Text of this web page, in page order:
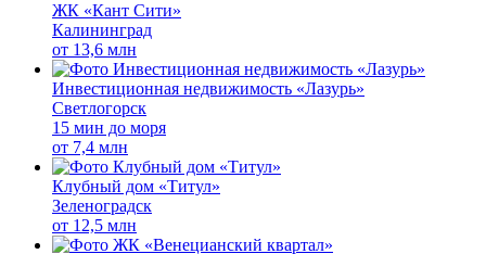
ЖК «Кант Сити»
Калининград
от 13,6 млн
Инвестиционная недвижимость «Лазурь»
Светлогорск
15 мин до моря
от 7,4 млн
Клубный дом «Титул»
Зеленоградск
от 12,5 млн